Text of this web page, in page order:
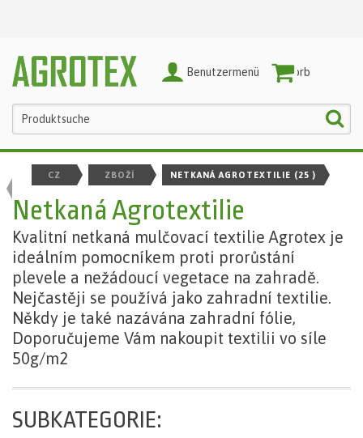
Warenkorb
Benutzermenü
CZ ZBOŽÍ NETKANÁ AGROTEXTILIE (25 )
Netkaná Agrotextilie
Kvalitní netkaná mulčovací textilie Agrotex je
ideálním pomocníkem proti prorůstání
plevele a nežádoucí vegetace na zahradě.
Nejčastěji se používá jako zahradní textilie.
Někdy je také nazávána zahradní fólie,
Doporučujeme Vám nakoupit textilii vo síle
50g/m2
SUBKATEGORIE: